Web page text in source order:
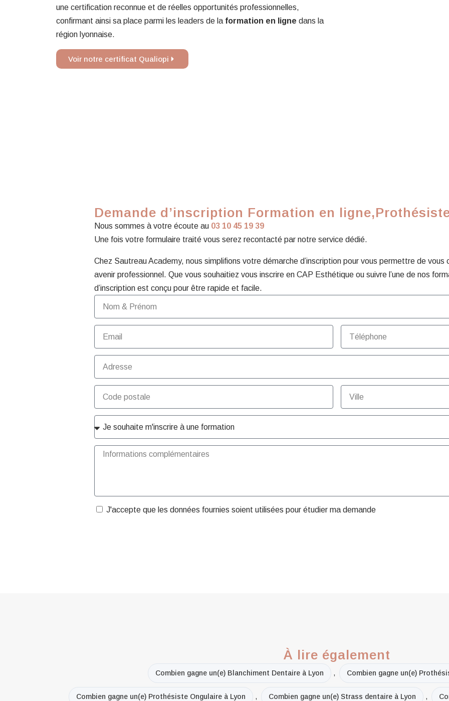
une certification reconnue et de réelles opportunités professionnelles,
confirmant ainsi sa place parmi les leaders de la formation en ligne dans la
région lyonnaise.
Voir notre certificat Qualiopi
Demande d’inscription Formation en
Nous sommes à votre écoute au 03 10 45 19 39
Une fois votre formulaire traité vous serez recontacté par notre service dédié.
Chez Sautreau Academy, nous simplifions votre démarche d’inscription pour vous permettre de vous
avenir professionnel. Que vous souhaitiez vous inscrire en CAP Esthétique ou suivre l’une de nos
d’inscription est conçu pour être rapide et facile.
J'accepte que les données fournies soient utilisées pour étudier ma demande
À lire également
Combien gagne un(e) Blanchiment Dentaire à Lyon , Combien gagne un(e)
Combien gagne un(e) Prothésiste Ongulaire à Lyon , Combien gagne un(e) Strass dentaire à Lyon ,